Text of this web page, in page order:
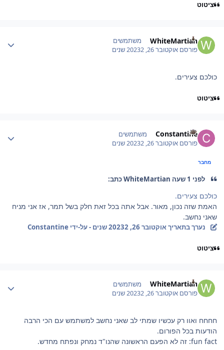
ציטוט
WhiteMartian משתמשים
פורסםאוקטובר 26, 2023 2 שנים
כולכם צעירים.
ציטוט
Constantine משתמשים
פורסםאוקטובר 26, 2023 2 שנים
מחבר
לפני 1 שעה WhiteMartian כתב:
כולכם צעירים.
האמת שזה נכון, מאור. אבל אתה בכל זאת חלק בשל תמר, אז אני מניח
שאני נחשב.
נערך בתאריךאוקטובר 26, 2023 2 שנים - על-ידי Constantine
ציטוט
WhiteMartian משתמשים
פורסםאוקטובר 26, 2023 2 שנים
חחחח ואוו רק עכשיו שמתי לב שאני נחשב למשתמש עם הכי הרבה
הודעות בכל הפורום.
fun fact: זה לא הפעם הראשונה שהנו"ד נמחק ונפתח מחדש.